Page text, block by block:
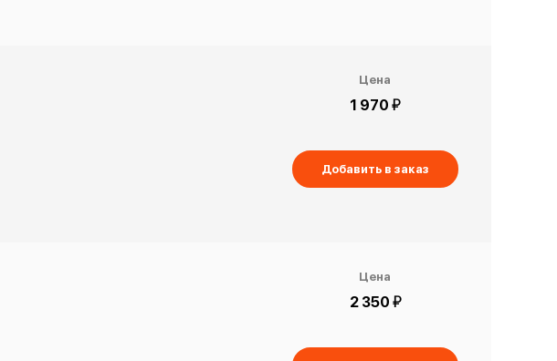
Цена
1 970 й
Добавить в заказ
Цена
2 350 й